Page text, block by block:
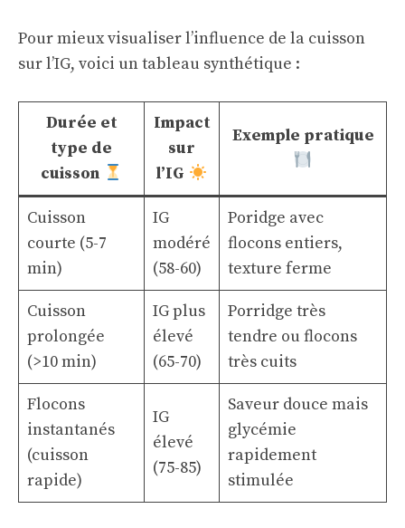
Pour mieux visualiser l’influence de la cuisson
sur l’IG, voici un tableau synthétique :
Durée et
type de
cuisson
Impact
sur
l’IG
Exemple pratique
Cuisson
courte (5-7
min)
IG
modéré
(58-60)
Poridge avec
flocons entiers,
texture ferme
Cuisson
prolongée
(>10 min)
IG plus
élevé
(65-70)
Porridge très
tendre ou flocons
très cuits
Flocons
instantanés
(cuisson
rapide)
IG
élevé
(75-85)
Saveur douce mais
glycémie
rapidement
stimulée